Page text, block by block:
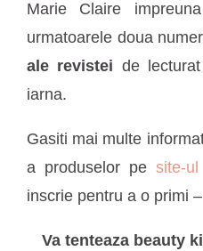
Marie Claire
urmatoarele doua
ale revistei de
iarna.
Gasiti mai multe
a produselor pe site-
inscrie pentru a o primi
Va tenteaza beauty